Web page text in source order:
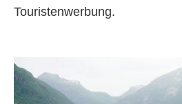
Touristenwerbung.